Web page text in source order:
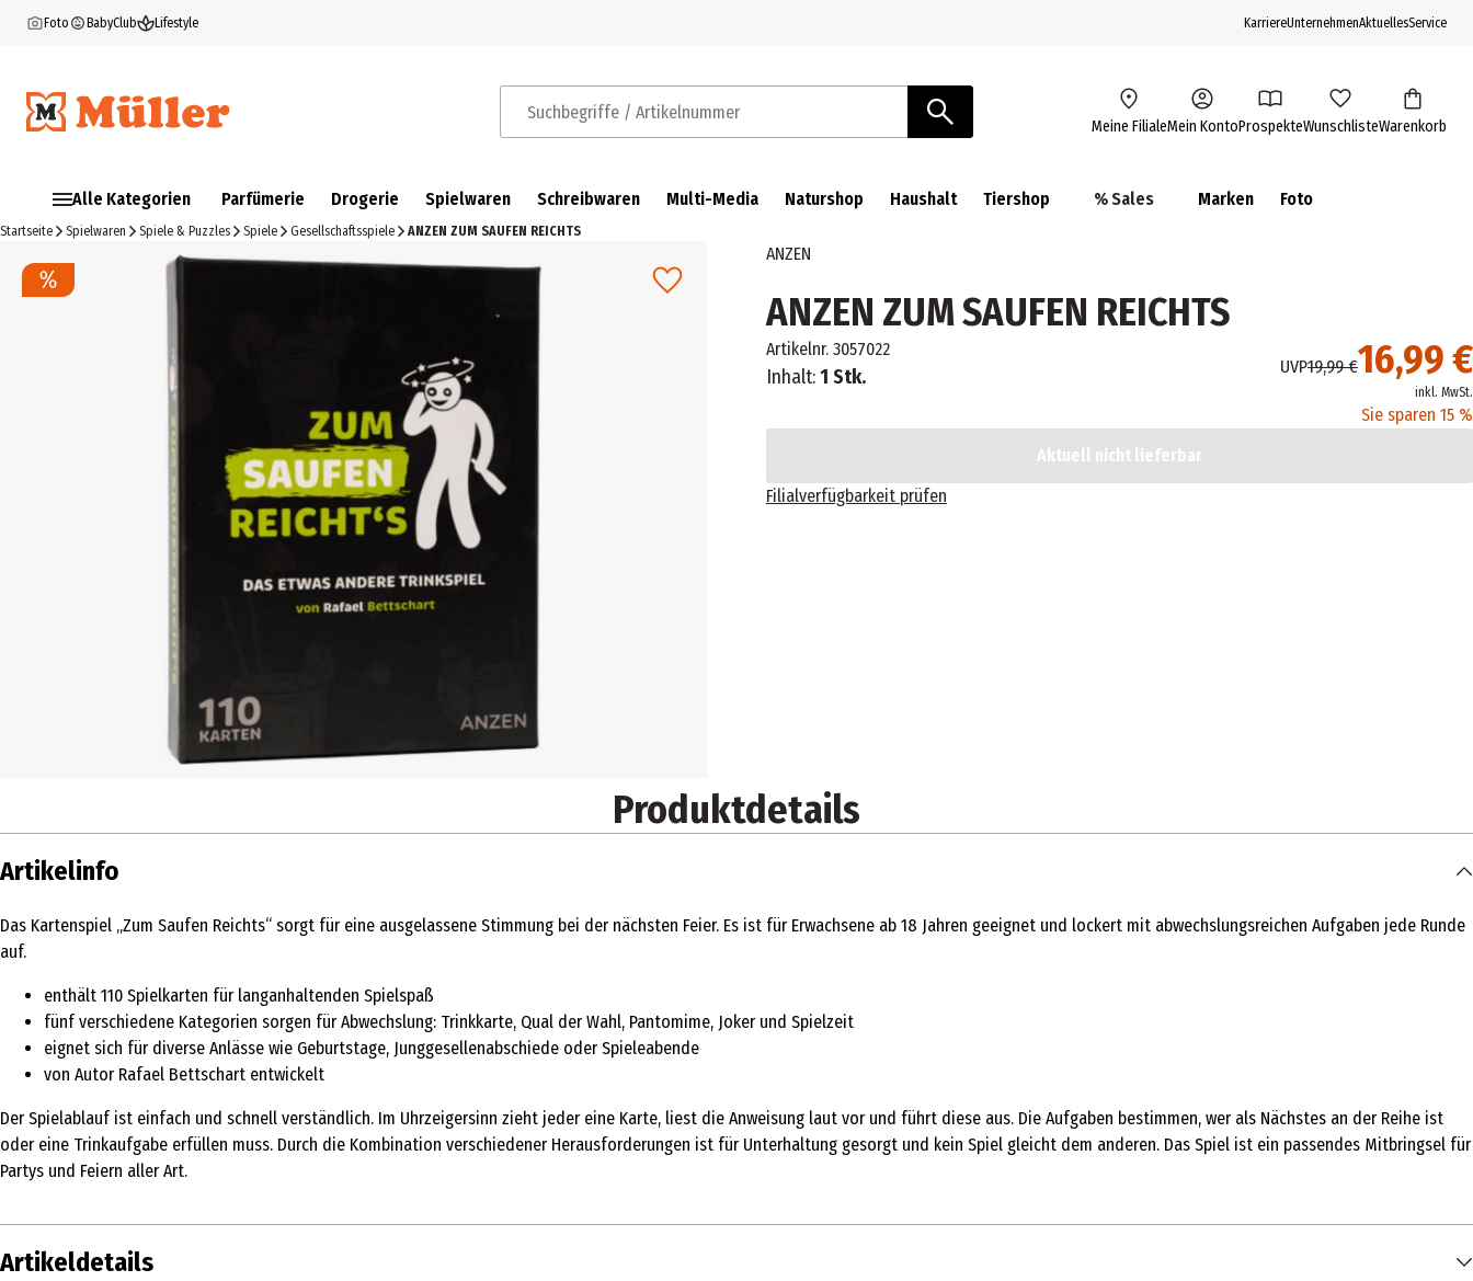
Foto BabyClub Lifestyle KarriereUnternehmenAktuellesService
Suchbegriffe / Artikelnummer Meine FilialeMein KontoProspekteWunschlisteWarenkorb
Alle Kategorien Parfümerie Drogerie Spielwaren Schreibwaren Multi-Media Naturshop Haushalt Tiershop % Sales Marken Foto
Startseite Spielwaren Spiele & Puzzles Spiele Gesellschaftsspiele ANZEN ZUM SAUFEN REICHTS
ANZEN
ANZEN ZUM SAUFEN REICHTS
Artikelnr. 3057022
Inhalt:1 Stk. 16,99 €
UVP19,99 €
inkl. MwSt.
Sie sparen 15 %
Aktuell nicht lieferbar
Filialverfügbarkeit prüfen
Produktdetails
Artikelinfo
Das Kartenspiel „Zum Saufen Reichts“ sorgt für eine ausgelassene Stimmung bei der nächsten Feier. Es ist für Erwachsene ab 18 Jahren geeignet und lockert mit abwechslungsreichen Aufgaben jede Runde
auf.
enthält 110 Spielkarten für langanhaltenden Spielspaß
fünf verschiedene Kategorien sorgen für Abwechslung: Trinkkarte, Qual der Wahl, Pantomime, Joker und Spielzeit
eignet sich für diverse Anlässe wie Geburtstage, Junggesellenabschiede oder Spieleabende
von Autor Rafael Bettschart entwickelt
Der Spielablauf ist einfach und schnell verständlich. Im Uhrzeigersinn zieht jeder eine Karte, liest die Anweisung laut vor und führt diese aus. Die Aufgaben bestimmen, wer als Nächstes an der Reihe ist
oder eine Trinkaufgabe erfüllen muss. Durch die Kombination verschiedener Herausforderungen ist für Unterhaltung gesorgt und kein Spiel gleicht dem anderen. Das Spiel ist ein passendes Mitbringsel für
Partys und Feiern aller Art.
Artikeldetails